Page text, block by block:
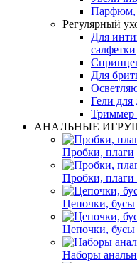
Парфюм,
Регулярный
Для
салфетки
Для
Гели для
Триммер
АНАЛЬНЫЕ
Пробки, плаги
Пробки, плаги
Цепочки, бусы
Цепочки, бусы
Наборы